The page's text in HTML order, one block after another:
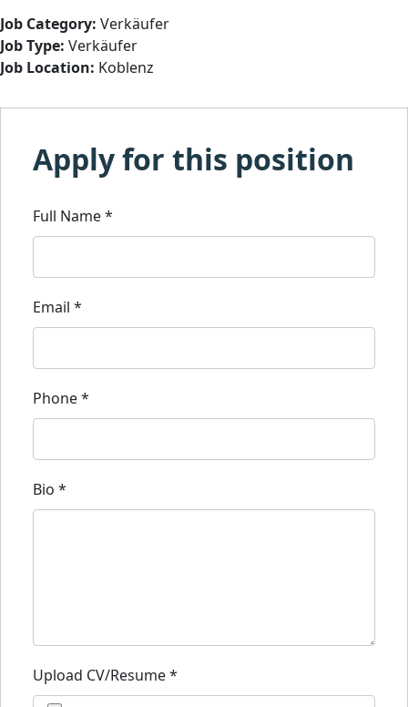
Job Category: Verkäufer
Job Type: Verkäufer
Job Location: Koblenz
Apply for this position
Full Name*
Email *
Phone*
Bio *
Upload CV/Resume*